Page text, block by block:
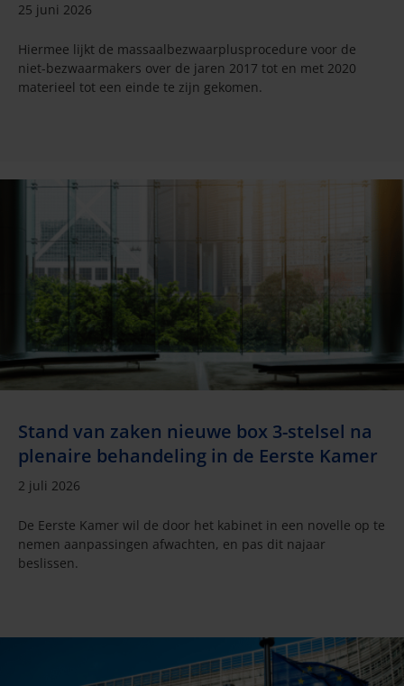
25 juni 2026
Hiermee lijkt de massaalbezwaarplusprocedure voor de
niet-bezwaarmakers over de jaren 2017 tot en met 2020
materieel tot een einde te zijn gekomen.
Stand van zaken nieuwe box 3-stelsel na
plenaire behandeling in de Eerste Kamer
2 juli 2026
De Eerste Kamer wil de door het kabinet in een novelle op te
nemen aanpassingen afwachten, en pas dit najaar
beslissen.